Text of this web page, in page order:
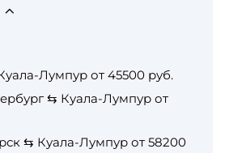
Лумпур от 45500 руб.
⇆ Куала-Лумпур от
⇆ Куала-Лумпур от 58200